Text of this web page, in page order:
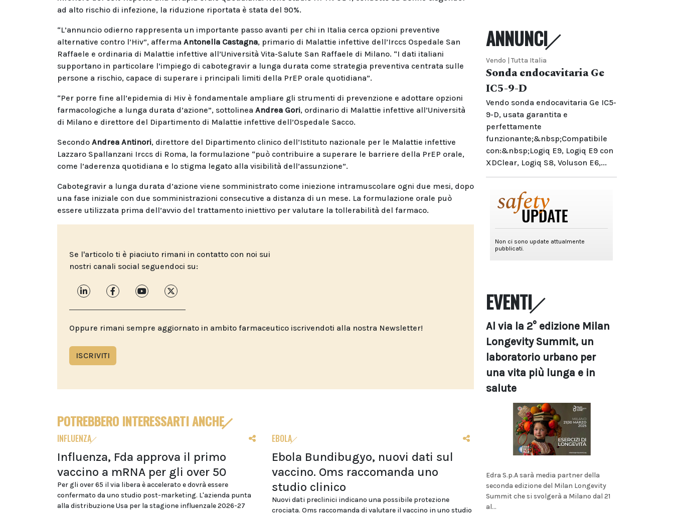
ad alto rischio di infezione, la riduzione riportata è stata del 90%.
“L’annuncio odierno rappresenta un importante passo avanti per chi in Italia cerca opzioni preventive
alternative contro l’Hiv”, afferma Antonella Castagna, primario di Malattie infettive dell’Irccs Ospedale San
Raffaele e ordinaria di Malattie infettive all’Università Vita-Salute San Raffaele di Milano. “I dati italiani
supportano in particolare l’impiego di cabotegravir a lunga durata come strategia preventiva centrata sulle
persone a rischio, capace di superare i principali limiti della PrEP orale quotidiana”.
“Per porre fine all’epidemia di Hiv è fondamentale ampliare gli strumenti di prevenzione e adottare opzioni
farmacologiche a lunga durata d’azione”, sottolinea Andrea Gori, ordinario di Malattie infettive all’Università
di Milano e direttore del Dipartimento di Malattie infettive dell’Ospedale Sacco.
Secondo Andrea Antinori, direttore del Dipartimento clinico dell’Istituto nazionale per le Malattie infettive
Lazzaro Spallanzani Irccs di Roma, la formulazione “può contribuire a superare le barriere della PrEP orale,
come l’aderenza quotidiana e lo stigma legato alla visibilità dell’assunzione”.
Cabotegravir a lunga durata d’azione viene somministrato come iniezione intramuscolare ogni due mesi, dopo
una fase iniziale con due somministrazioni consecutive a distanza di un mese. La formulazione orale può
essere utilizzata prima dell’avvio del trattamento iniettivo per valutare la tollerabilità del farmaco.
Se l'articolo ti è piaciuto rimani in contatto con noi sui
nostri canali social seguendoci su:
Oppure rimani sempre aggiornato in ambito farmaceutico iscrivendoti alla nostra Newsletter!
ISCRIVITI
POTREBBERO INTERESSARTI ANCHE
INFLUENZA
Influenza, Fda approva il primo
vaccino a mRNA per gli over 50
Per gli over 65 il via libera è accelerato e dovrà essere
confermato da uno studio post-marketing. L'azienda punta
alla distribuzione Usa per la stagione influenzale 2026-27
EBOLA
Ebola Bundibugyo, nuovi dati sul
vaccino. Oms raccomanda uno
studio clinico
Nuovi dati preclinici indicano una possibile protezione
crociata. Oms raccomanda di valutare il vaccino in uno studio
ANNUNCI
Vendo | Tutta Italia
Sonda endocavitaria Ge
IC5-9-D
Vendo sonda endocavitaria Ge IC5-
9-D, usata garantita e
perfettamente
funzionante;&nbsp;Compatibile
con:&nbsp;Logiq E9, Logiq E9 con
XDClear, Logiq S8, Voluson E6,...
EVENTI
Al via la 2° edizione Milan
Longevity Summit, un
laboratorio urbano per
una vita più lunga e in
salute
Edra S.p.A sarà media partner della
seconda edizione del Milan Longevity
Summit che si svolgerà a Milano dal 21
al...